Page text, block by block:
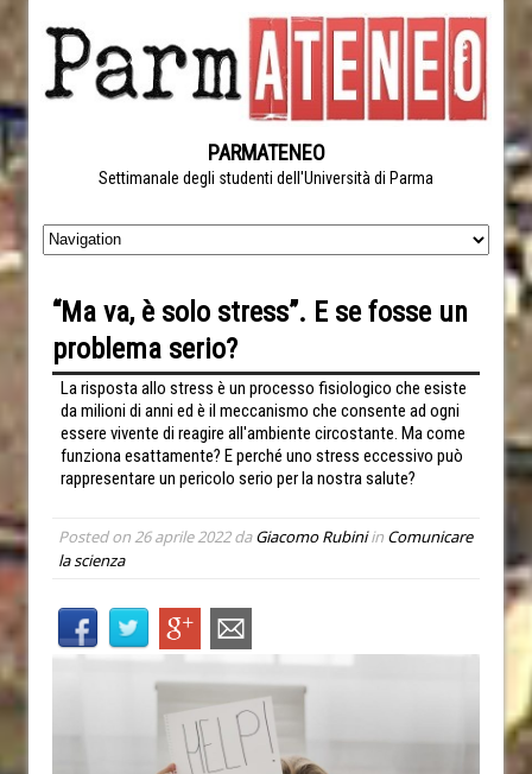
PARMATENEO
Settimanale degli studenti dell'Università di Parma
“Ma va, è solo stress”. E se fosse un
problema serio?
La risposta allo stress è un processo fisiologico che esiste
da milioni di anni ed è il meccanismo che consente ad ogni
essere vivente di reagire all'ambiente circostante. Ma come
funziona esattamente? E perché uno stress eccessivo può
rappresentare un pericolo serio per la nostra salute?
Posted on 26 aprile 2022daGiacomo Rubiniin Comunicare
la scienza